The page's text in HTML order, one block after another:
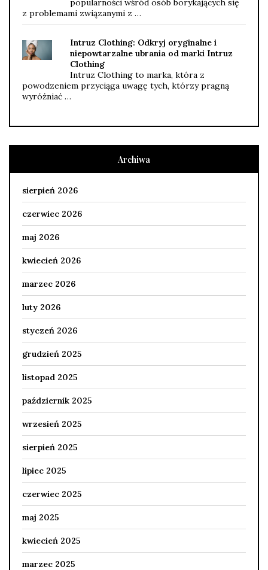
popularności wśród osób borykających się
z problemami związanymi z …
Intruz Clothing: Odkryj oryginalne i
niepowtarzalne ubrania od marki Intruz
Clothing
Intruz Clothing to marka, która z
powodzeniem przyciąga uwagę tych, którzy pragną
wyróżniać …
Archiwa
sierpień 2026
czerwiec 2026
maj 2026
kwiecień 2026
marzec 2026
luty 2026
styczeń 2026
grudzień 2025
listopad 2025
październik 2025
wrzesień 2025
sierpień 2025
lipiec 2025
czerwiec 2025
maj 2025
kwiecień 2025
marzec 2025